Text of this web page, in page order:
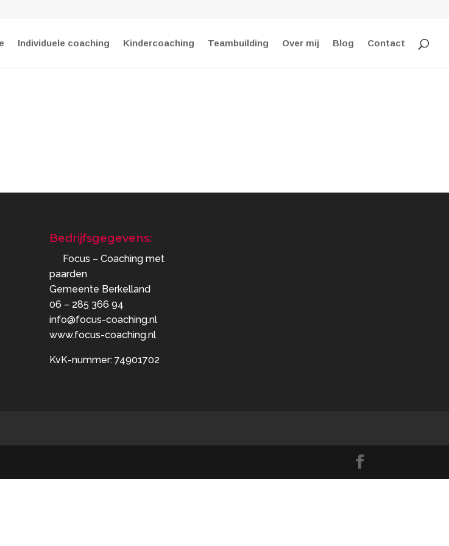
Individuele coaching Kindercoaching Teambuilding Over mij Blog Contact
Bedrijfsgegevens:
Focus – Coaching met
paarden
Gemeente Berkelland
06 – 285 366 94
info@focus-coaching.nl
www.focus-coaching.nl
KvK-nummer: 74901702